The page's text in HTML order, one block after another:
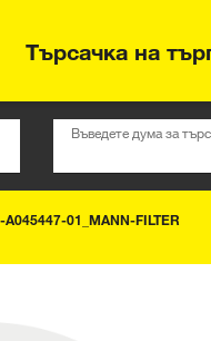
Търсачка на
Въведете дума за
A045447-01_MANN-FILTER